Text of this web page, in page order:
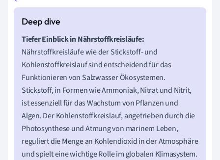
Tiefer Einblick in Nährstoffkreisläufe:
Nährstoffkreisläufe wie der Stickstoff- und
Kohlenstoffkreislauf sind entscheidend für das
Funktionieren von Salzwasser Ökosystemen.
Stickstoff, in Formen wie Ammoniak, Nitrat und Nitrit,
ist essenziell für das Wachstum von Pflanzen und
Algen. Der Kohlenstoffkreislauf, angetrieben durch die
Photosynthese und Atmung von marinem Leben,
reguliert die Menge an Kohlendioxid in der Atmosphäre
und spielt eine wichtige Rolle im globalen Klimasystem.